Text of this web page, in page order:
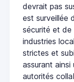
devrait pas
est surveillée
sécurité et de
industries
strictes et
assurant
autorités